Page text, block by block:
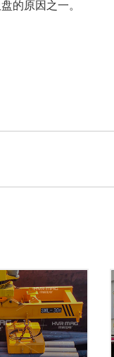
的原因之一。